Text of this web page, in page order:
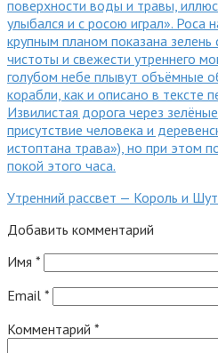
Утренний рассвет — Король и Шут
Добавить комментарий
Имя *
Email *
Комментарий *